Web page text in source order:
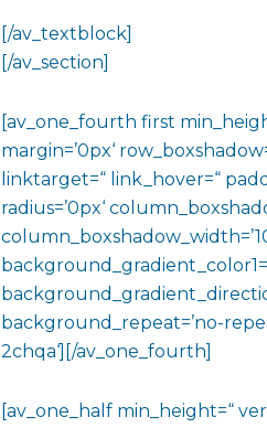
[/av_textblock]
[/av_section]
[av_one_fourth first
margin=’0px‘
linktarget=“ link_hover=“
radius=’0px‘
background_repeat=’no-
2chqa‘][/av_one_fourth]
[av_one_half min_height=“